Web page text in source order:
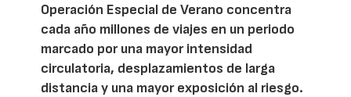
Operación Especial de Verano concentra
cada año millones de viajes en un periodo
marcado por una mayor intensidad
circulatoria, desplazamientos de larga
distancia y una mayor exposición al riesgo.